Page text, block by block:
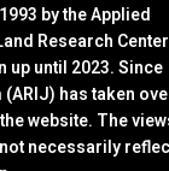
by the Applied
Research Center
up until 2023. Since
has taken
website. The
necessarily